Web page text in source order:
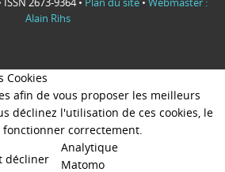
Alain Rihs
Cookies
afin de vous proposer les meilleurs
déclinez l'utilisation de ces cookies, le
correctement.
décliner
Analytique
Matomo